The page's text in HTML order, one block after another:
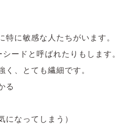
に敏感な人たちがいます。
ードと呼ばれたりもします。
、とても繊細です。
る
になってしまう）